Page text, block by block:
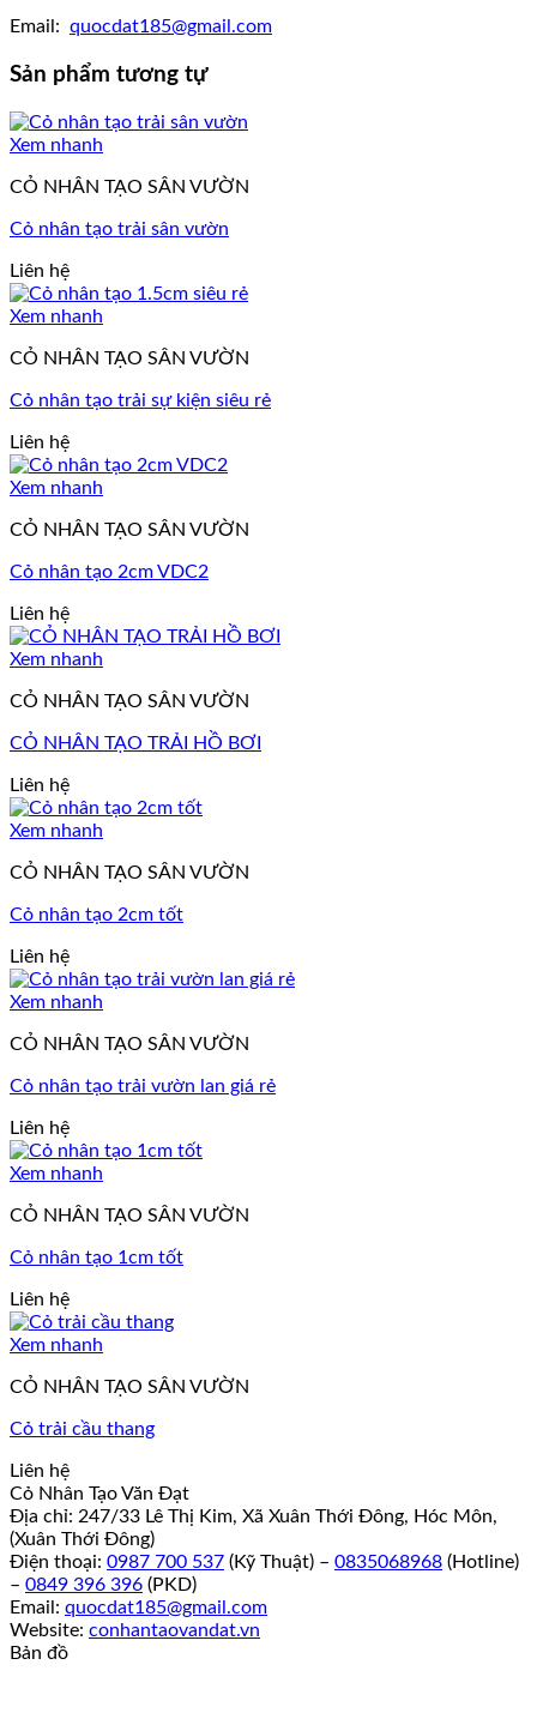
Email: quocdat185@gmail.com
Sản phẩm tương tự
Xem nhanh
CỎ NHÂN TẠO SÂN VƯỜN
Cỏ nhân tạo trải sân vườn
Liên hệ
Xem nhanh
CỎ NHÂN TẠO SÂN VƯỜN
Cỏ nhân tạo trải sự kiện siêu rẻ
Liên hệ
Xem nhanh
CỎ NHÂN TẠO SÂN VƯỜN
Cỏ nhân tạo 2cm VDC2
Liên hệ
Xem nhanh
CỎ NHÂN TẠO SÂN VƯỜN
CỎ NHÂN TẠO TRẢI HỒ BƠI
Liên hệ
Xem nhanh
CỎ NHÂN TẠO SÂN VƯỜN
Cỏ nhân tạo 2cm tốt
Liên hệ
Xem nhanh
CỎ NHÂN TẠO SÂN VƯỜN
Cỏ nhân tạo trải vườn lan giá rẻ
Liên hệ
Xem nhanh
CỎ NHÂN TẠO SÂN VƯỜN
Cỏ nhân tạo 1cm tốt
Liên hệ
Xem nhanh
CỎ NHÂN TẠO SÂN VƯỜN
Cỏ trải cầu thang
Liên hệ
Cỏ Nhân Tạo Văn Đạt
Địa chỉ: 247/33 Lê Thị Kim, Xã Xuân Thới Đông, Hóc Môn,
(Xuân Thới Đông)
Điện thoại: 0987 700 537 (Kỹ Thuật) – 0835068968 (Hotline)
– 0849 396 396 (PKD)
Email: quocdat185@gmail.com
Website: conhantaovandat.vn
Bản đồ